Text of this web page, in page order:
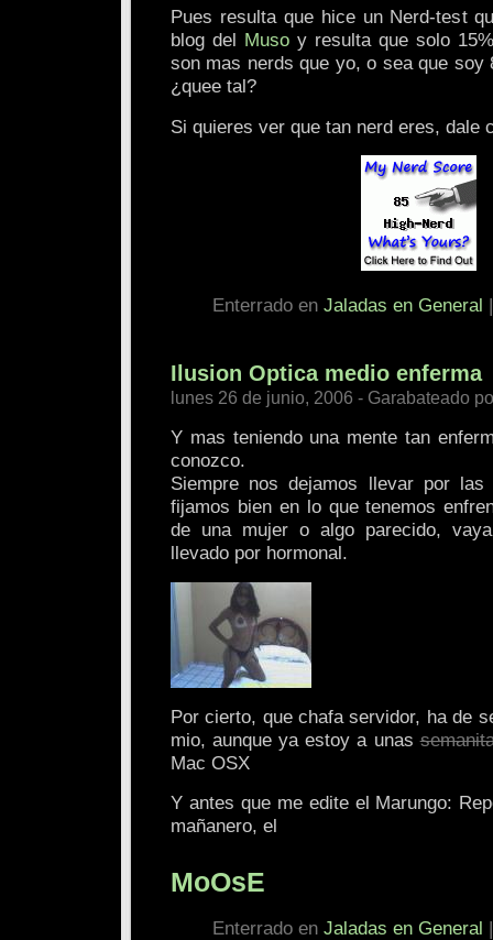
Pues resulta que hice un Nerd-test
blog del Muso y resulta que solo
son mas nerds que yo, o sea que soy
¿quee tal?
Si quieres ver que tan nerd eres, dale
Enterrado en Jaladas en General
Ilusion Optica medio enferma
lunes 26 de junio, 2006 - Garabateado
Y mas teniendo una mente tan
conozco.
Siempre nos dejamos llevar por
fijamos bien en lo que tenemos
de una mujer o algo parecido,
llevado por hormonal.
Por cierto, que chafa servidor, ha de
mio, aunque ya estoy a unas
Mac OSX
Y antes que me edite el Marungo:
mañanero, el
MoOsE
Enterrado en Jaladas en General